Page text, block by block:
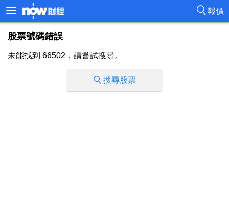
報價
股票號碼錯誤
未能找到 66502，請嘗試搜尋。
搜尋股票